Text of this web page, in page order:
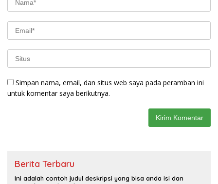
Simpan nama, email, dan situs web saya pada peramban ini
untuk komentar saya berikutnya.
Berita Terbaru
Ini adalah contoh judul deskripsi yang bisa anda isi dan